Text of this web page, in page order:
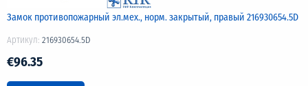
Замок противопожарный эл.мех., норм. закрытый, правый 216930654.5D
Артикул: 216930654.5D
€96.35